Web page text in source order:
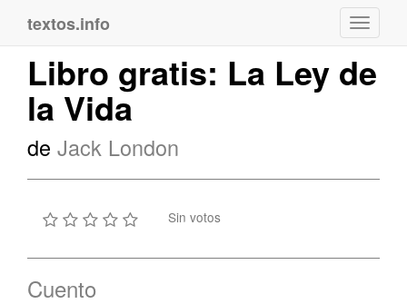
textos.info
Libro gratis: La Ley de
la Vida
de Jack London
Sin votos
Cuento